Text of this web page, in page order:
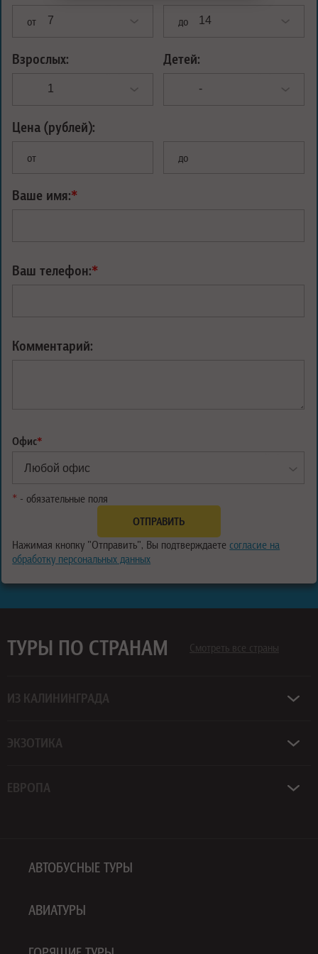
от до
Взрослых: Детей:
Цена (рублей):
от до
Ваше имя:*
Ваш телефон:*
Комментарий:
Офис*
* - обязательные поля
Нажимая кнопку "Отправить", Вы подтверждаете согласие на
обработку персональных данных
ТУРЫ ПО СТРАНАМ Смотреть все страны
ИЗ КАЛИНИНГРАДА
ЭКЗОТИКА
ЕВРОПА
АВТОБУСНЫЕ ТУРЫ
АВИАТУРЫ